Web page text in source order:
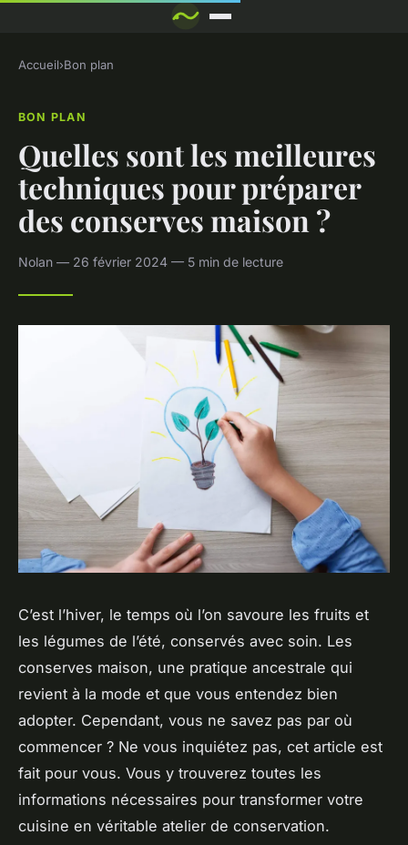
Accueil›Bon plan
BON PLAN
Quelles sont les meilleures
techniques pour préparer
des conserves maison ?
Nolan — 26 février 2024 — 5 min de lecture
C’est l’hiver, le temps où l’on savoure les fruits et
les légumes de l’été, conservés avec soin. Les
conserves maison, une pratique ancestrale qui
revient à la mode et que vous entendez bien
adopter. Cependant, vous ne savez pas par où
commencer ? Ne vous inquiétez pas, cet article est
fait pour vous. Vous y trouverez toutes les
informations nécessaires pour transformer votre
cuisine en véritable atelier de conservation.